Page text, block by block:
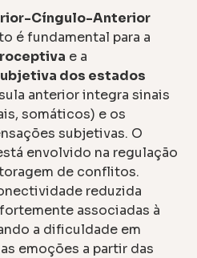
Cíngulo-Anterior
é fundamental para a
e a
dos estados
anterior integra sinais
somáticos) e os
subjetivas. O
envolvido na regulação
de conflitos.
reduzida
associadas à
a dificuldade em
emoções a partir das